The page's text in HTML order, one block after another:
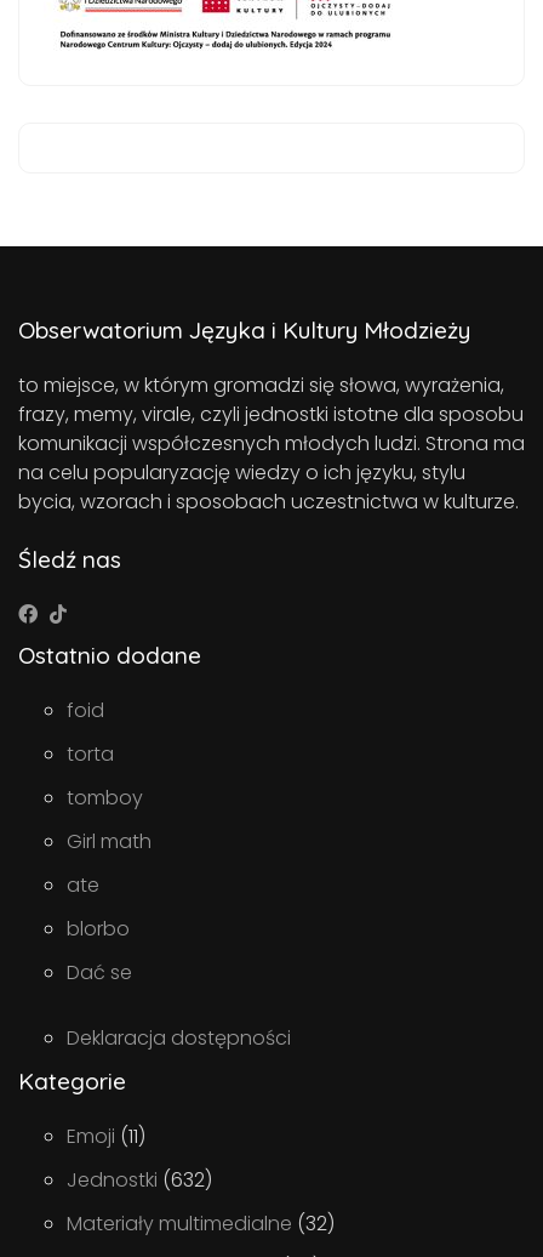
Obserwatorium Języka i Kultury Młodzieży
to miejsce, w którym gromadzi się słowa, wyrażenia,
frazy, memy, virale, czyli jednostki istotne dla sposobu
komunikacji współczesnych młodych ludzi. Strona ma
na celu popularyzację wiedzy o ich języku, stylu
bycia, wzorach i sposobach uczestnictwa w kulturze.
Śledź nas
Ostatnio dodane
foid
torta
tomboy
Girl math
ate
blorbo
Dać se
Deklaracja dostępności
Kategorie
Emoji (11)
Jednostki (632)
Materiały multimedialne (32)